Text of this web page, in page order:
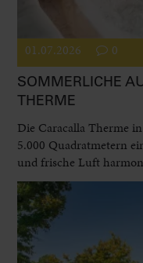
01.07.2026 0
SOMMERLICHE
THERME
Die Caracalla Therme
5.000 Quadratmetern
und frische Luft